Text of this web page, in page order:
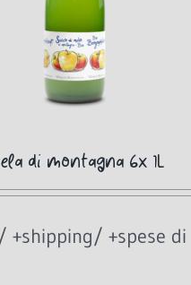
di montagna 6x 1L
+shipping/ +spese di